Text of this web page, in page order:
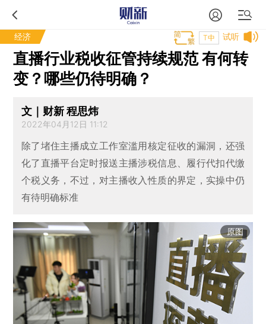
经济 试听
T中
直播行业税收征管持续规范 有何转
变？哪些仍待明确？
文｜财新 程思炜
2022年04月12日 11:12
除了堵住主播成立工作室滥用核定征收的漏洞，还强
化了直播平台定时报送主播涉税信息、履行代扣代缴
个税义务，不过，对主播收入性质的界定，实操中仍
有待明确标准
原图